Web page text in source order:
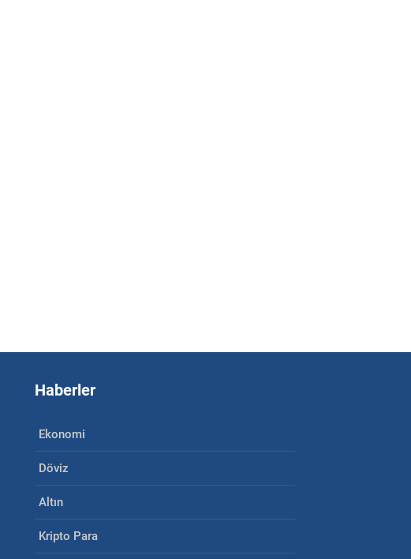
Haberler
Ekonomi
Döviz
Altın
Kripto Para